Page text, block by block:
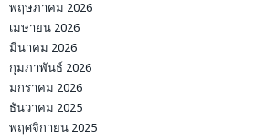
พฤษภาคม 2026
เมษายน 2026
มีนาคม 2026
กุมภาพันธ์ 2026
มกราคม 2026
ธันวาคม 2025
พฤศจิกายน 2025